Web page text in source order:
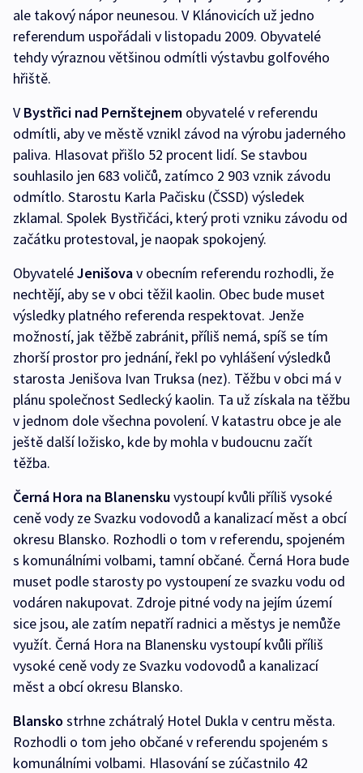
ale takový nápor neunesou. V Klánovicích už jedno
referendum uspořádali v listopadu 2009. Obyvatelé
tehdy výraznou většinou odmítli výstavbu golfového
hřiště.
VBystřici nad Pernštejnem obyvatelé v referendu
odmítli, aby ve městě vznikl závod na výrobu jaderného
paliva. Hlasovat přišlo 52 procent lidí. Se stavbou
souhlasilo jen 683 voličů, zatímco 2 903 vznik závodu
odmítlo. Starostu Karla Pačisku (ČSSD) výsledek
zklamal. Spolek Bystřičáci, který proti vzniku závodu od
začátku protestoval, je naopak spokojený.
ObyvateléJenišovav obecním referendu rozhodli, že
nechtějí, aby se v obci těžil kaolin. Obec bude muset
výsledky platného referenda respektovat. Jenže
možností, jak těžbě zabránit, příliš nemá, spíš se tím
zhorší prostor pro jednání, řekl po vyhlášení výsledků
starosta Jenišova Ivan Truksa (nez). Těžbu v obci má v
plánu společnost Sedlecký kaolin. Ta už získala na těžbu
v jednom dole všechna povolení. V katastru obce je ale
ještě další ložisko, kde by mohla v budoucnu začít
těžba.
Černá Hora na Blanenskuvystoupí kvůli příliš vysoké
ceně vody ze Svazku vodovodů a kanalizací měst a obcí
okresu Blansko. Rozhodli o tom v referendu, spojeném
s komunálními volbami, tamní občané. Černá Hora bude
muset podle starosty po vystoupení ze svazku vodu od
vodáren nakupovat. Zdroje pitné vody na jejím území
sice jsou, ale zatím nepatří radnici a městys je nemůže
využít. Černá Hora na Blanensku vystoupí kvůli příliš
vysoké ceně vody ze Svazku vodovodů a kanalizací
měst a obcí okresu Blansko.
Blanskostrhne zchátralý Hotel Dukla v centru města.
Rozhodli o tom jeho občané v referendu spojeném s
komunálními volbami. Hlasování se zúčastnilo 42